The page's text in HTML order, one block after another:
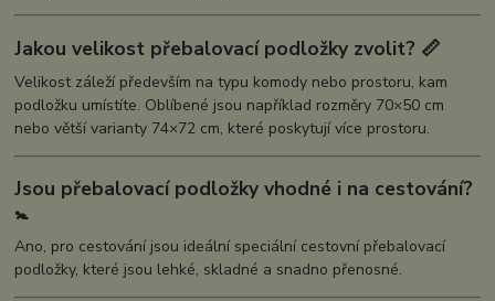
Jakou velikost přebalovací podložky zvolit? 📏
Velikost záleží především na typu komody nebo prostoru, kam
podložku umístíte. Oblíbené jsou například rozměry 70×50 cm
nebo větší varianty 74×72 cm, které poskytují více prostoru.
Jsou přebalovací podložky vhodné i na cestování?
🚼
Ano, pro cestování jsou ideální speciální cestovní přebalovací
podložky, které jsou lehké, skladné a snadno přenosné.